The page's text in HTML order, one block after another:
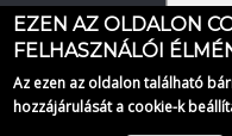
EZEN AZ OLDALON
FELHASZNÁLÓI
Az ezen az oldalon található
hozzájárulását a cookie-k